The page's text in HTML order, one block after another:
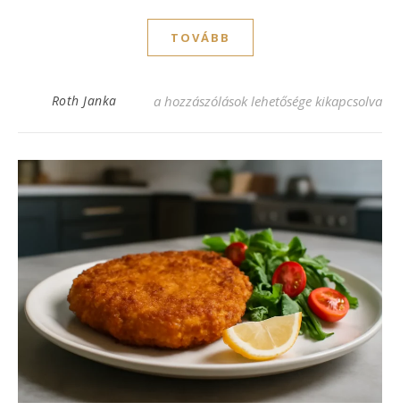
TOVÁBB
Roth Janka Tejfölös csirkecomb recept –
a hozzászólások lehetősége kikapcsolva